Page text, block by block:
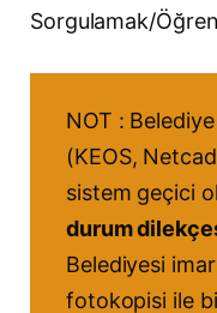
Sorgulamak/
NOT :
(KEOS,
sistem geçici
durum
Belediyesi
fotokopisi ile